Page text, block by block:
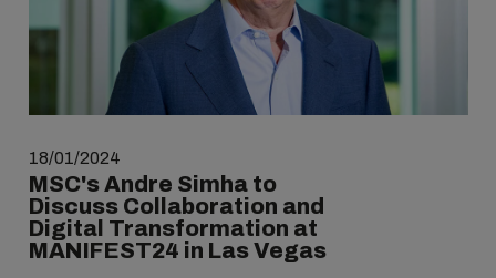
18/01/2024
MSC's Andre Simha to
Discuss Collaboration and
Digital Transformation at
MANIFEST24 in Las Vegas